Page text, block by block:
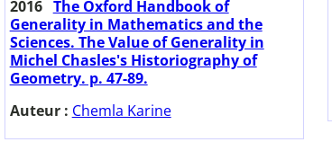
2016 The Oxford Handbook of
Generality in Mathematics and the
Sciences. The Value of Generality in
Michel Chasles's Historiography of
Geometry. p. 47-89.
Auteur : Chemla Karine